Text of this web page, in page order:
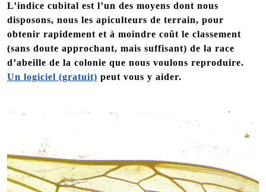
L’indice cubital est l’un des moyens dont nous
disposons, nous les apiculteurs de terrain, pour
obtenir rapidement et à moindre coût le classement
(sans doute approchant, mais suffisant) de la race
d’abeille de la colonie que nous voulons reproduire.
Un logiciel (gratuit) peut vous y aider.